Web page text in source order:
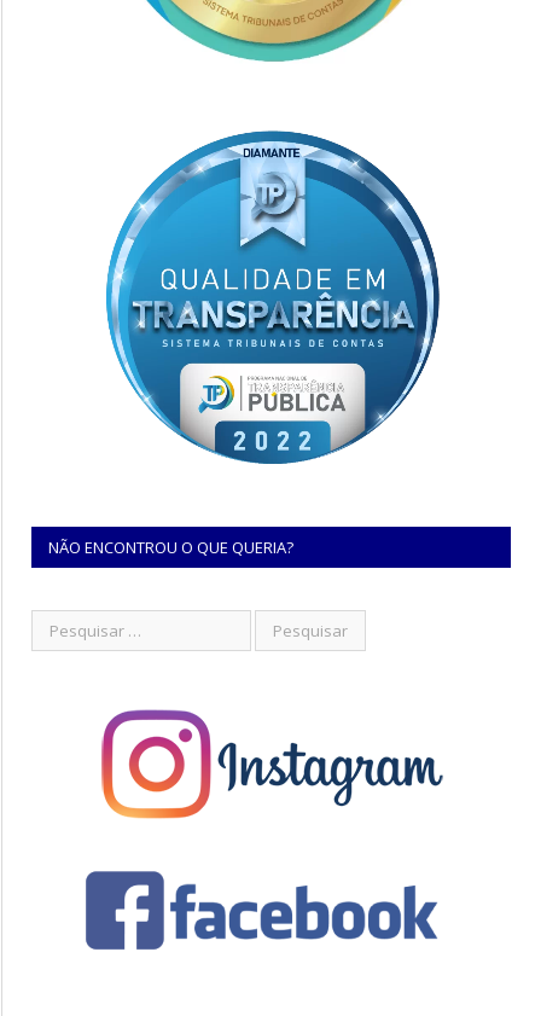
NÃO ENCONTROU O QUE QUERIA?